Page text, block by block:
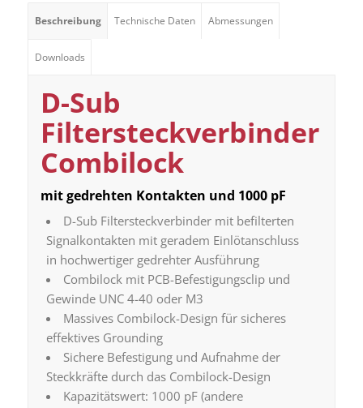
Beschreibung Technische Daten Abmessungen
Downloads
D-Sub
Filtersteckverbinder
Combilock
mit gedrehten Kontakten und 1000 pF
D-Sub Filtersteckverbinder mit befilterten
Signalkontakten mit geradem Einlötanschluss
in hochwertiger gedrehter Ausführung
Combilock mit PCB-Befestigungsclip und
Gewinde UNC 4-40 oder M3
Massives Combilock-Design für sicheres
effektives Grounding
Sichere Befestigung und Aufnahme der
Steckkräfte durch das Combilock-Design
Kapazitätswert: 1000 pF (andere